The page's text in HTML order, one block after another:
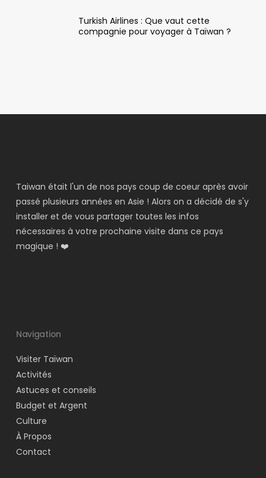
Turkish Airlines : Que vaut cette
compagnie pour voyager à Taïwan ?
Taiwan était l'un de nos pays coup de coeur après avoir
passé plusieurs années en Asie ! Alors on a décidé de s'y
installer et de vous partager toutes les infos
nécessaires à votre prochaine visite dans ce pays
magique ! ❤️
Navigation
Visiter Taïwan
Activités
Astuces et conseils
Budget et Argent
Culture
À Propos
Contact